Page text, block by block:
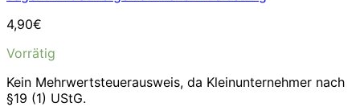
4,90€
Vorrätig
Kein Mehrwertsteuerausweis, da Kleinunternehmer nach
§19 (1) UStG.